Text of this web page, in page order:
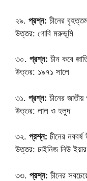
২৯. প্রশ্ন: চীনের
উত্তর: গোবি মরুভূমি
৩০. প্রশ্ন: চীন কবে
উত্তর: ১৯৭১ সালে
৩১. প্রশ্ন: চীনের
উত্তর: লাল ও হলুদ
৩২. প্রশ্ন: চীনের
উত্তর: চাইনিজ নিউ ইয়ার
৩৩. প্রশ্ন: চীনের